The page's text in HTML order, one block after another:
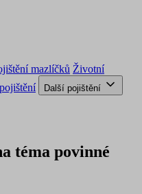
mazlíčků Životní
Další pojištění
téma povinné